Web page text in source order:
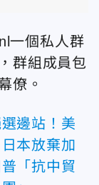
一個私人群
群組成員包
僚。
邊站！美
本放棄加
「抗中貿